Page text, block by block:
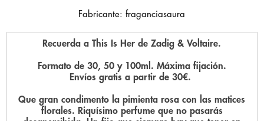
Fabricante: fraganciasaura
Recuerda a This Is Her de Zadig & Voltaire.
Formato de 30, 50 y 100ml. Máxima fijación.
Envíos gratis a partir de 30€.
Que gran condimento la pimienta rosa con las matices
florales. Riquísimo perfume que no pasarás